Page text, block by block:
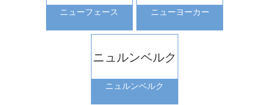
ニューフェース ニューヨーカー
ニュルンベルク
ニュルンベルク